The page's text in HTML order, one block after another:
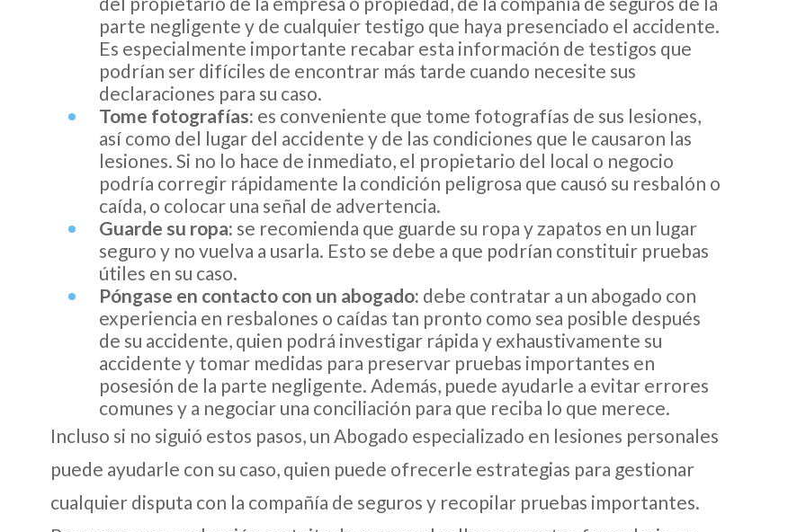
parte negligente y de cualquier testigo que haya presenciado el accidente.
Es especialmente importante recabar esta información de testigos que
podrían ser difíciles de encontrar más tarde cuando necesite sus
declaraciones para su caso.
Tome fotografías: es conveniente que tome fotografías de sus lesiones,
así como del lugar del accidente y de las condiciones que le causaron las
lesiones. Si no lo hace de inmediato, el propietario del local o negocio
podría corregir rápidamente la condición peligrosa que causó su resbalón o
caída, o colocar una señal de advertencia.
Guarde su ropa: se recomienda que guarde su ropa y zapatos en un lugar
seguro y no vuelva a usarla. Esto se debe a que podrían constituir pruebas
útiles en su caso.
Póngase en contacto con un abogado: debe contratar a un abogado con
experiencia en resbalones o caídas tan pronto como sea posible después
de su accidente, quien podrá investigar rápida y exhaustivamente su
accidente y tomar medidas para preservar pruebas importantes en
posesión de la parte negligente. Además, puede ayudarle a evitar errores
comunes y a negociar una conciliación para que reciba lo que merece.
Incluso si no siguió estos pasos, un Abogado especializado en lesiones personales
puede ayudarle con su caso, quien puede ofrecerle estrategias para gestionar
cualquier disputa con la compañía de seguros y recopilar pruebas importantes.